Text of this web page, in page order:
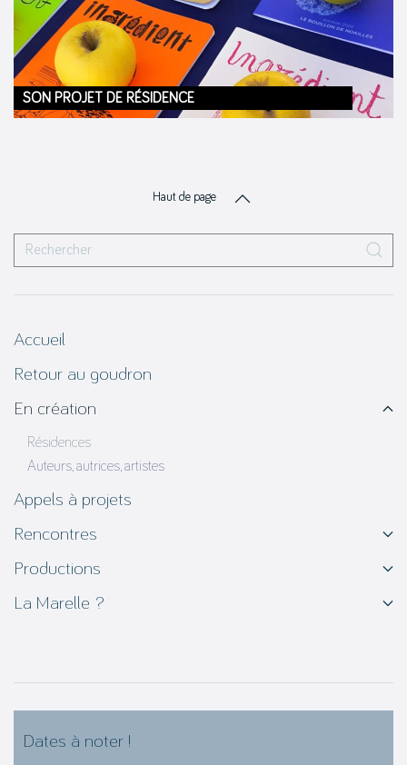
SON PROJET DE RÉSIDENCE
Haut de page
Accueil
Retour au goudron
En création
Résidences
Auteurs, autrices, artistes
Appels à projets
Rencontres
Productions
La Marelle ?
Dates à noter !